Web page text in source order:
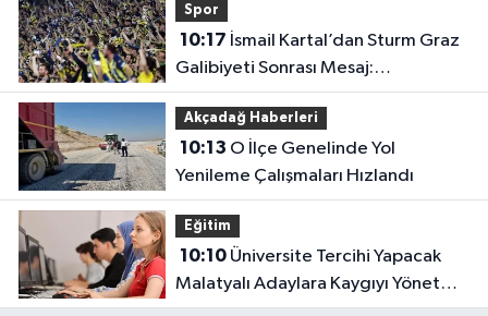
Spor
10:17
Galibiyeti Sonrası Mesaj:
“Gelişiyoruz, Daha Yolumuz Var”
Akçadağ Haberleri
10:13
Yenileme Çalışmaları Hızlandı
Eğitim
10:10Üniversite Tercihi Yapacak
Malatyalı Adaylara Kaygıyı Yönetme
Önerileri